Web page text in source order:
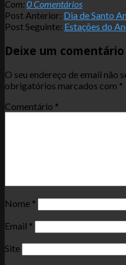
Com:0 Comentários
Post Anterior: Dia de Santo
Post Seguinte: Estações do
Deixe um comentário
O seu endereço de email não
obrigatórios marcados com *
Comentário *
Nome *
Email *
Site